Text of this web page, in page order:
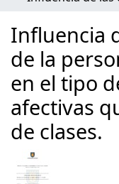
Influencia
de la
en el tipo
afectivas
de clases.